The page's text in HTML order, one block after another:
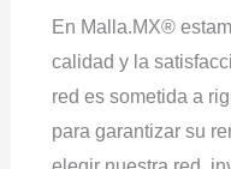
En Malla.MX®
calidad y la
red es sometida a
para garantizar su